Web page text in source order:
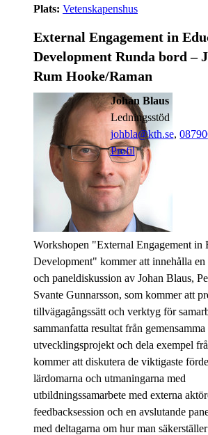
Plats: Vetenskapenshus
External Engagement in
Development Runda bord –
Rum Hooke/Raman
Johan Blaus
ledningsstöd
johbla@kth.se,08790
Profil
Workshopen "External Engagement in
Development" kommer att innehålla
och paneldiskussion av Johan Blaus,
Svante Gunnarsson, som kommer att
tillvägagångssätt och verktyg för
sammanfatta resultat från gemensamma
utvecklingsprojekt och dela exempel
kommer att diskutera de viktigaste
lärdomarna och utmaningarna med
utbildningssamarbete med externa
feedbacksession och en avslutande
med deltagarna om hur man